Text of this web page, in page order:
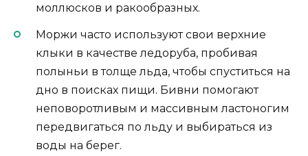
моллюсков и ракообразных.
Моржи часто используют свои верхние
клыки в качестве ледоруба, пробивая
полыньи в толще льда, чтобы спуститься на
дно в поисках пищи. Бивни помогают
неповоротливым и массивным ластоногим
передвигаться по льду и выбираться из
воды на берег.